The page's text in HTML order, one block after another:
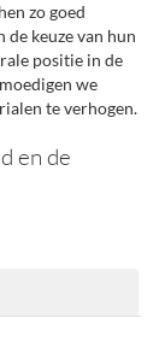
zo goed
keuze van hun
positie in de
we
te verhogen.
en de